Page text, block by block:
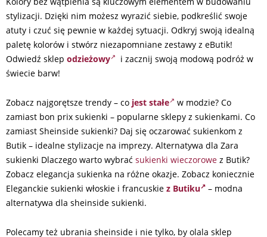
stylizacji. Dzięki nim możesz wyrazić siebie, podkreślić swoje
atuty i czuć się pewnie w każdej sytuacji. Odkryj swoją idealną
paletę kolorów i stwórz niezapomniane zestawy z eButik!
Odwiedź sklep odzieżowy
i zacznij swoją modową podróż w
świecie barw!
Zobacz najgorętsze trendy – co jest stałe
w modzie? Co
zamiast bon prix sukienki – popularne sklepy z sukienkami. Co
zamiast Sheinside sukienki? Daj się oczarować sukienkom z
Butik – idealne stylizacje na imprezy. Alternatywa dla Zara
sukienki Dlaczego warto wybrać sukienki wieczorowe z Butik?
Zobacz elegancja sukienka na różne okazje. Zobacz koniecznie
Eleganckie sukienki włoskie i francuskie z Butiku
– modna
alternatywa dla sheinside sukienki.
Polecamy też ubrania sheinside i nie tylko, by olala sklep